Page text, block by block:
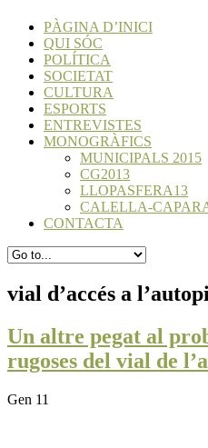
PÀGINA D’INICI
QUI SÓC
POLÍTICA
SOCIETAT
CULTURA
ESPORTS
ENTREVISTES
MONOGRÀFICS
MUNICIPALS 2015
CG2013
LLOPASFERA13
CALELLA-
CONTACTA
vial d’accés a
Un altre pegat al
rugoses del vial de
Gen 11